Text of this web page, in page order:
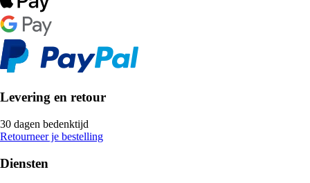
Levering en retour
30 dagen bedenktijd
Retourneer je bestelling
Diensten